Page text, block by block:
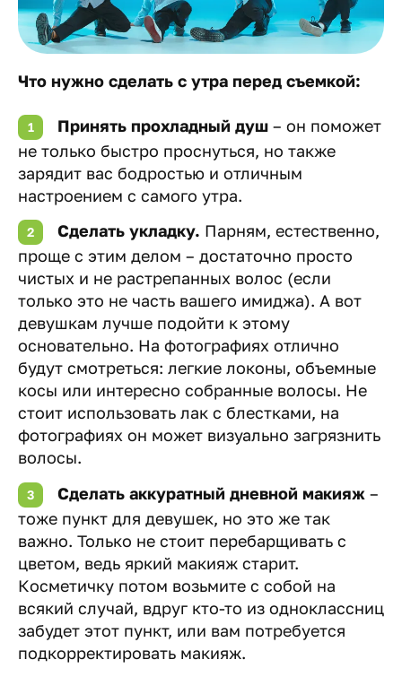
Что нужно сделать с утра перед съемкой:
Принять прохладный душ – он поможет
не только быстро проснуться, но также
зарядит вас бодростью и отличным
настроением с самого утра.
Сделать укладку. Парням, естественно,
проще с этим делом – достаточно просто
чистых и не растрепанных волос (если
только это не часть вашего имиджа). А вот
девушкам лучше подойти к этому
основательно. На фотографиях отлично
будут смотреться: легкие локоны, объемные
косы или интересно собранные волосы. Не
стоит использовать лак с блестками, на
фотографиях он может визуально загрязнить
волосы.
Сделать аккуратный дневной макияж –
тоже пункт для девушек, но это же так
важно. Только не стоит перебарщивать с
цветом, ведь яркий макияж старит.
Косметичку потом возьмите с собой на
всякий случай, вдруг кто-то из одноклассниц
забудет этот пункт, или вам потребуется
подкорректировать макияж.